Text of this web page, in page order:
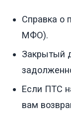
Справка о
МФО).
Закрытый
Если ПТС
вам